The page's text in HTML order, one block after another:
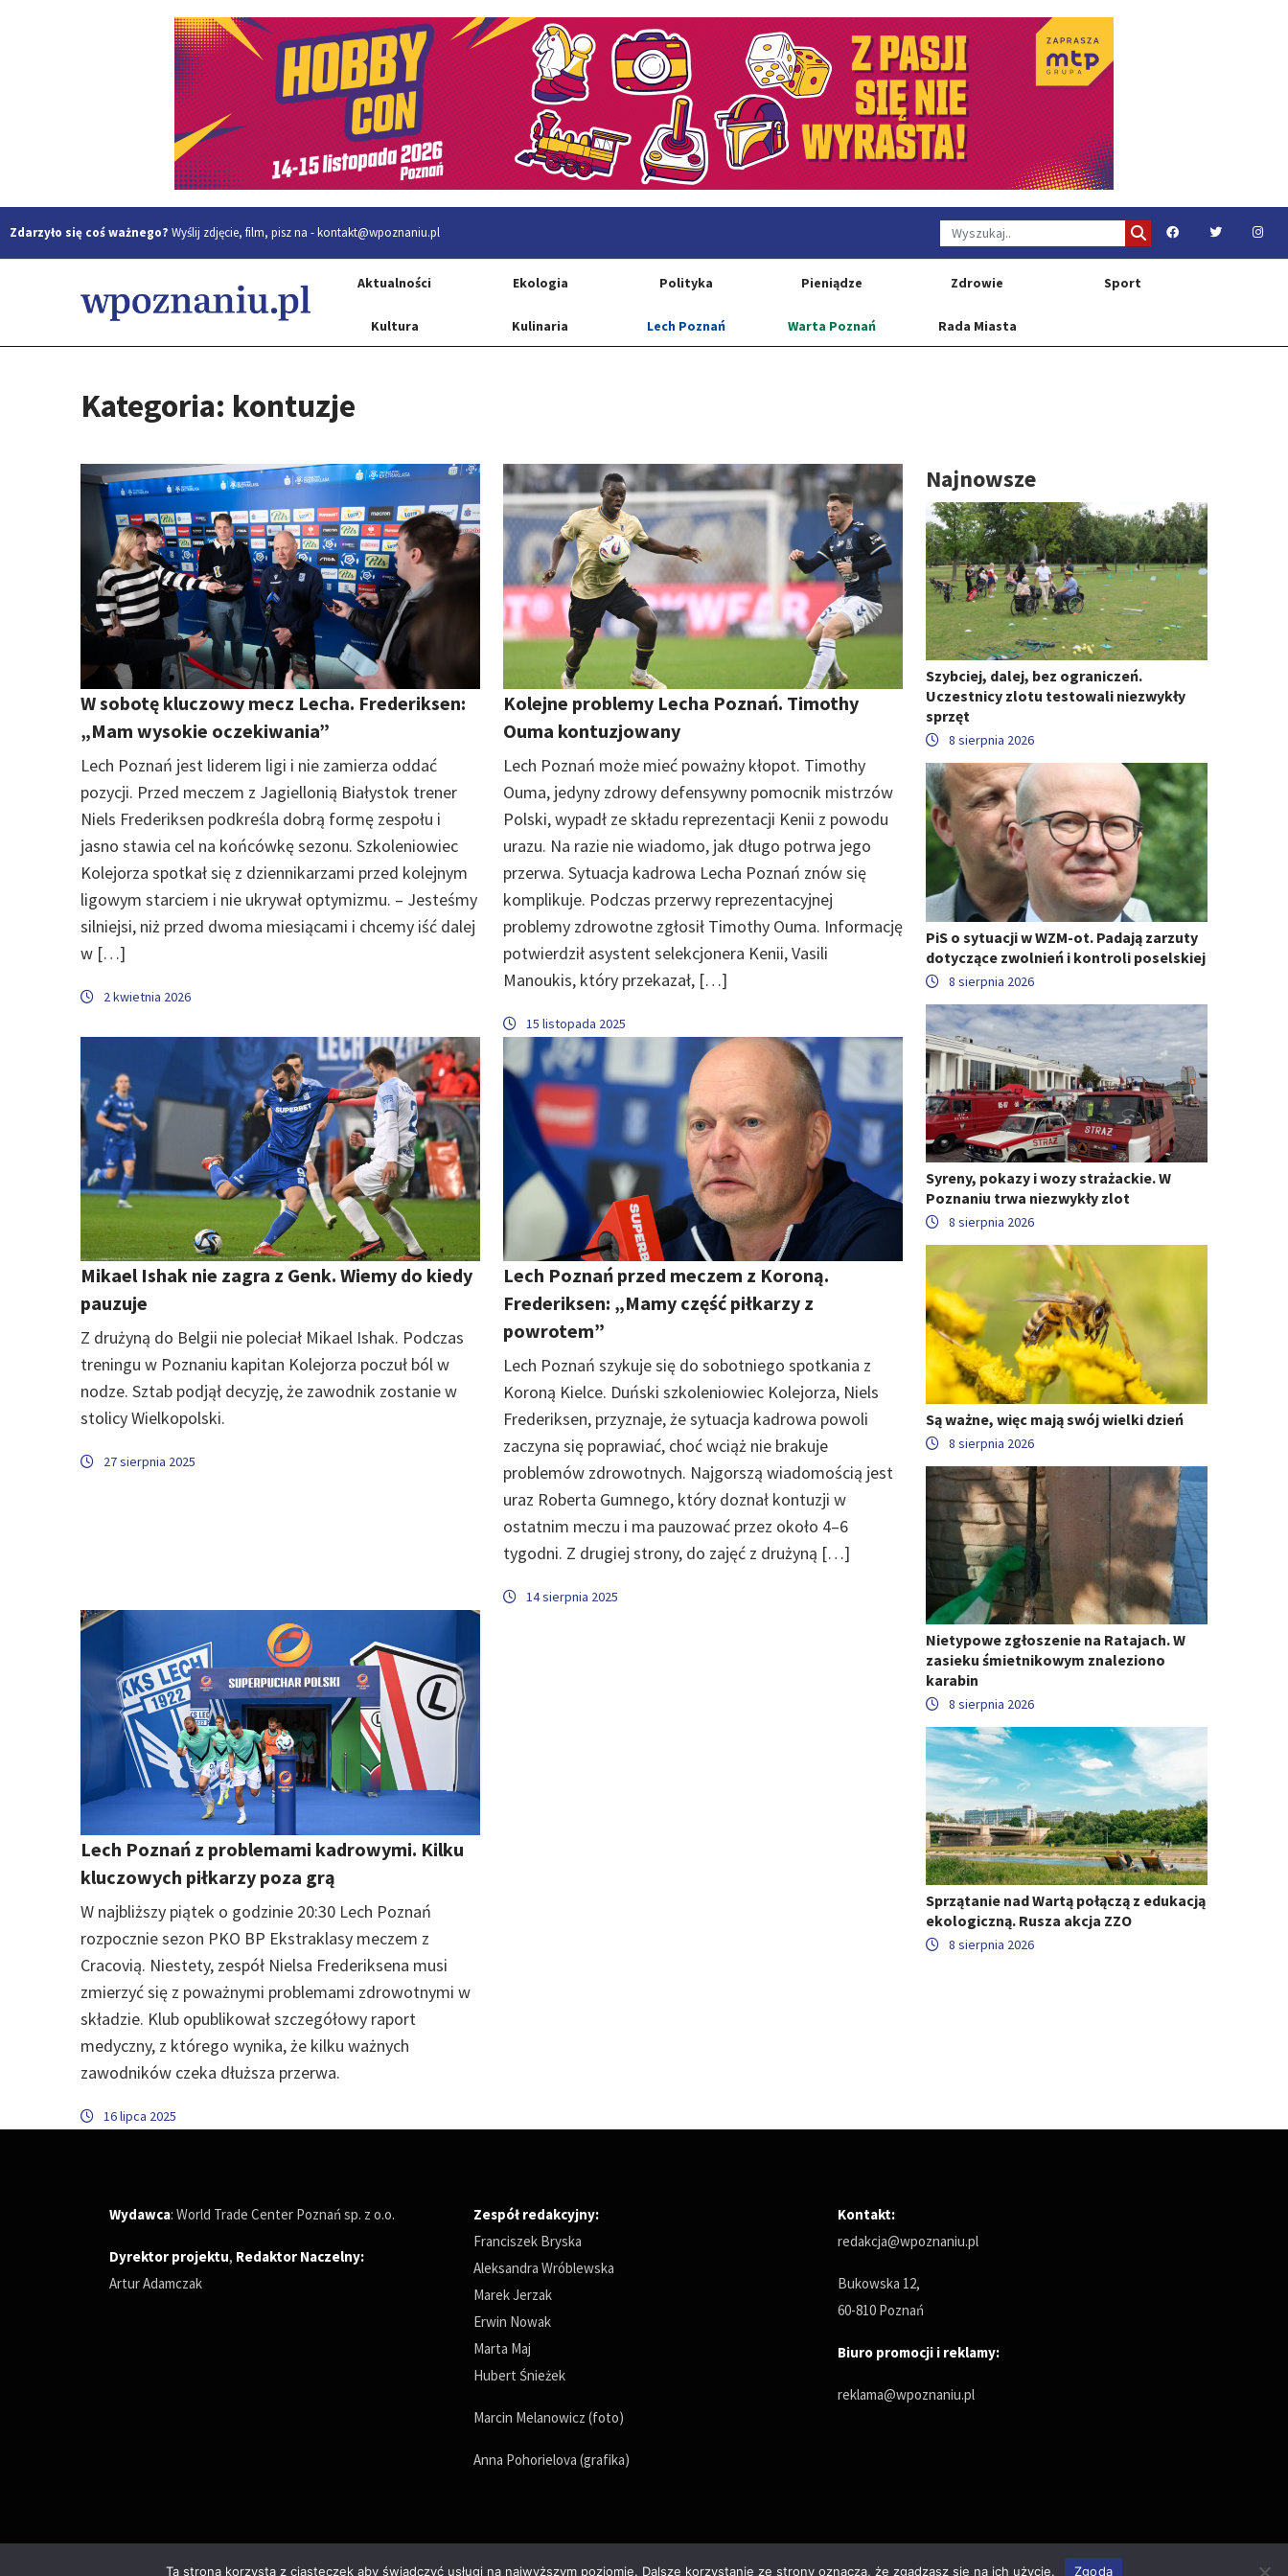
Zdarzyło się coś ważnego? Wyślij zdjęcie, film, pisz na -kontakt@wpoznaniu.pl
Aktualności Ekologia Polityka Pieniądze Zdrowie Sport
Kultura Kulinaria Lech Poznań Warta Poznań Rada Miasta
Kategoria: kontuzje
W sobotę kluczowy mecz Lecha. Frederiksen:
„Mam wysokie oczekiwania”
Lech Poznań jest liderem ligi i nie zamierza oddać
pozycji. Przed meczem z Jagiellonią Białystok trener
Niels Frederiksen podkreśla dobrą formę zespołu i
jasno stawia cel na końcówkę sezonu. Szkoleniowiec
Kolejorza spotkał się z dziennikarzami przed kolejnym
ligowym starciem i nie ukrywał optymizmu. – Jesteśmy
silniejsi, niż przed dwoma miesiącami i chcemy iść dalej
w […]
2 kwietnia 2026
Kolejne problemy Lecha Poznań. Timothy
Ouma kontuzjowany
Lech Poznań może mieć poważny kłopot. Timothy
Ouma, jedyny zdrowy defensywny pomocnik mistrzów
Polski, wypadł ze składu reprezentacji Kenii z powodu
urazu. Na razie nie wiadomo, jak długo potrwa jego
przerwa. Sytuacja kadrowa Lecha Poznań znów się
komplikuje. Podczas przerwy reprezentacyjnej
problemy zdrowotne zgłosił Timothy Ouma. Informację
potwierdził asystent selekcjonera Kenii, Vasili
Manoukis, który przekazał, […]
15 listopada 2025
Mikael Ishak nie zagra z Genk. Wiemy do kiedy
pauzuje
Z drużyną do Belgii nie poleciał Mikael Ishak. Podczas
treningu w Poznaniu kapitan Kolejorza poczuł ból w
nodze. Sztab podjął decyzję, że zawodnik zostanie w
stolicy Wielkopolski.
27 sierpnia 2025
Lech Poznań przed meczem z Koroną.
Frederiksen: „Mamy część piłkarzy z
powrotem”
Lech Poznań szykuje się do sobotniego spotkania z
Koroną Kielce. Duński szkoleniowiec Kolejorza, Niels
Frederiksen, przyznaje, że sytuacja kadrowa powoli
zaczyna się poprawiać, choć wciąż nie brakuje
problemów zdrowotnych. Najgorszą wiadomością jest
uraz Roberta Gumnego, który doznał kontuzji w
ostatnim meczu i ma pauzować przez około 4–6
tygodni. Z drugiej strony, do zajęć z drużyną […]
14 sierpnia 2025
Lech Poznań z problemami kadrowymi. Kilku
kluczowych piłkarzy poza grą
W najbliższy piątek o godzinie 20:30 Lech Poznań
rozpocznie sezon PKO BP Ekstraklasy meczem z
Cracovią. Niestety, zespół Nielsa Frederiksena musi
zmierzyć się z poważnymi problemami zdrowotnymi w
składzie. Klub opublikował szczegółowy raport
medyczny, z którego wynika, że kilku ważnych
zawodników czeka dłuższa przerwa.
16 lipca 2025
Najnowsze
Szybciej, dalej, bez ograniczeń.
Uczestnicy zlotu testowali niezwykły
sprzęt
8 sierpnia 2026
PiS o sytuacji w WZM-ot. Padają zarzuty
dotyczące zwolnień i kontroli poselskiej
8 sierpnia 2026
Syreny, pokazy i wozy strażackie. W
Poznaniu trwa niezwykły zlot
8 sierpnia 2026
Są ważne, więc mają swój wielki dzień
8 sierpnia 2026
Nietypowe zgłoszenie na Ratajach. W
zasieku śmietnikowym znaleziono
karabin
8 sierpnia 2026
Sprzątanie nad Wartą połączą z edukacją
ekologiczną. Rusza akcja ZZO
8 sierpnia 2026
Wydawca: World Trade Center Poznań sp. z o.o.
Dyrektor projektu, Redaktor Naczelny:
Artur Adamczak
Zespół redakcyjny:
Franciszek Bryska
Aleksandra Wróblewska
Marek Jerzak
Erwin Nowak
Marta Maj
Hubert Śnieżek
Marcin Melanowicz (foto)
Anna Pohorielova (grafika)
Kontakt:
redakcja@wpoznaniu.pl
Bukowska 12,
60-810 Poznań
Biuro promocji i reklamy:
reklama@wpoznaniu.pl
Ta strona korzysta z ciasteczek aby świadczyć usługi na najwyższym poziomie. Dalsze korzystanie ze strony oznacza, że zgadzasz się na ich użycie. Zgoda